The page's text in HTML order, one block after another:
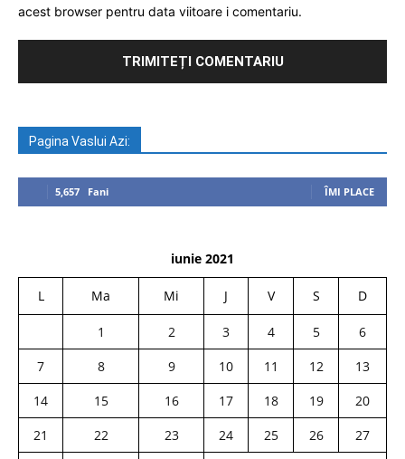
acest browser pentru data viitoare i comentariu.
Pagina Vaslui Azi:
5,657 Fani ÎMI PLACE
iunie 2021
L Ma Mi J V S D
1 2 3 4 5
6
7
8 9 10 11 12
13
14
15 16 17 18 19
20
21
22 23 24 25 26
27